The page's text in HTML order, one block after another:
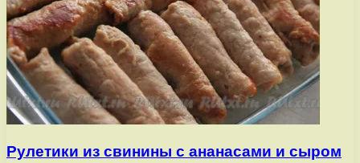
Рулетики из свинины с ананасами и сыром